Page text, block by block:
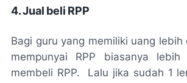
4. Jual beli RPP
Bagi guru yang memiliki uang
mempunyai RPP biasanya
membeli RPP. Lalu jika sudah 1